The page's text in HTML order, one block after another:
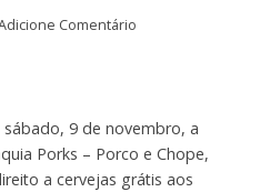
Comentário
9 de novembro, a
Porks – Porco e Chope,
a cervejas grátis aos